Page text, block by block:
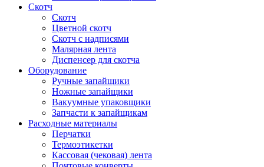
Скотч
Скотч
Цветной скотч
Скотч с надписями
Малярная лента
Диспенсер для скотча
Оборудование
Ручные запайщики
Ножные запайщики
Вакуумные упаковщики
Запчасти к запайщикам
Расходные материалы
Перчатки
Термоэтикетки
Кассовая (чековая) лента